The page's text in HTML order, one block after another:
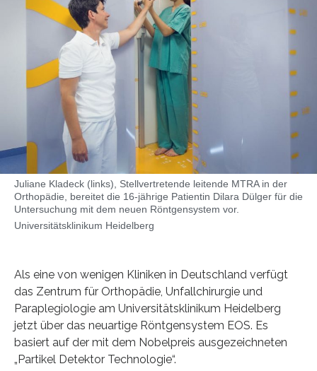
Juliane Kladeck (links), Stellvertretende leitende MTRA in der
Orthopädie, bereitet die 16-jährige Patientin Dilara Dülger für die
Untersuchung mit dem neuen Röntgensystem vor.
Universitätsklinikum Heidelberg
Als eine von wenigen Kliniken in Deutschland verfügt
das Zentrum für Orthopädie, Unfallchirurgie und
Paraplegiologie am Universitätsklinikum Heidelberg
jetzt über das neuartige Röntgensystem EOS. Es
basiert auf der mit dem Nobelpreis ausgezeichneten
„Partikel Detektor Technologie“.